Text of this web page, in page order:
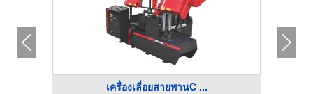
เครื่องเลี่อยสายพานC ...